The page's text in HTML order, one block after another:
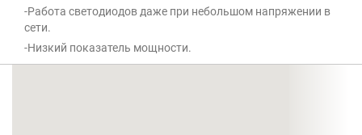
-Работа светодиодов даже при небольшом напряжении в
сети.
-Низкий показатель мощности.